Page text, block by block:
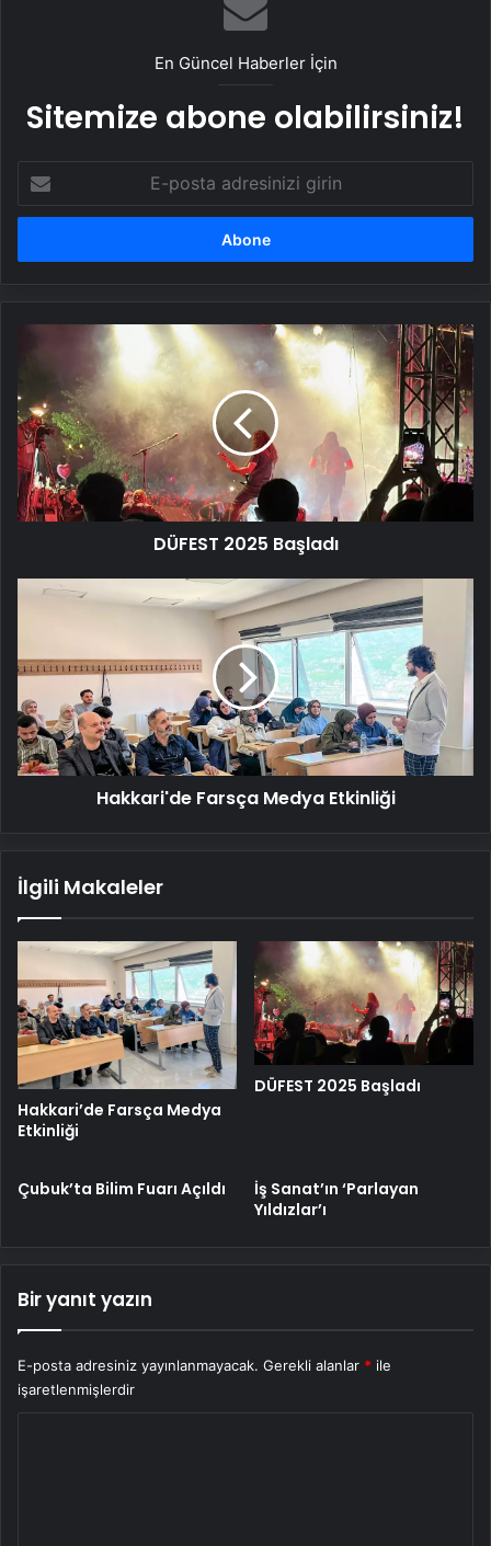
En Güncel Haberler İçin
Sitemize abone olabilirsiniz!
posta
adresinizi
DÜFEST 2025 Başladı
Hakkari'de
Etkinliği
Hakkari'de Farsça Medya Etkinliği
İlgili Makaleler
Hakkari’de Farsça Medya
Etkinliği
DÜFEST 2025 Başladı
Çubuk’ta Bilim Fuarı Açıldı
İş Sanat’ın ‘Parlayan
Yıldızlar’ı
Bir yanıt yazın
E-posta adresiniz yayınlanmayacak. Gerekli alanlar * ile
işaretlenmişlerdir